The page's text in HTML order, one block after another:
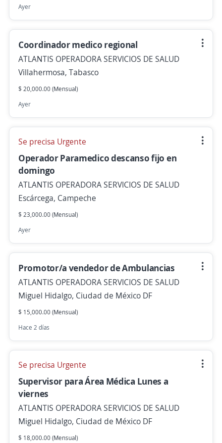
Ayer
Coordinador medico regional
ATLANTIS OPERADORA SERVICIOS DE SALUD
Villahermosa, Tabasco
$ 20,000.00 (Mensual)
Ayer
Se precisa Urgente
Operador Paramedico descanso fijo en
domingo
ATLANTIS OPERADORA SERVICIOS DE SALUD
Escárcega, Campeche
$ 23,000.00 (Mensual)
Ayer
Promotor/a vendedor de Ambulancias
ATLANTIS OPERADORA SERVICIOS DE SALUD
Miguel Hidalgo, Ciudad de México DF
$ 15,000.00 (Mensual)
Hace 2 días
Se precisa Urgente
Supervisor para Área Médica Lunes a
viernes
ATLANTIS OPERADORA SERVICIOS DE SALUD
Miguel Hidalgo, Ciudad de México DF
$ 18,000.00 (Mensual)